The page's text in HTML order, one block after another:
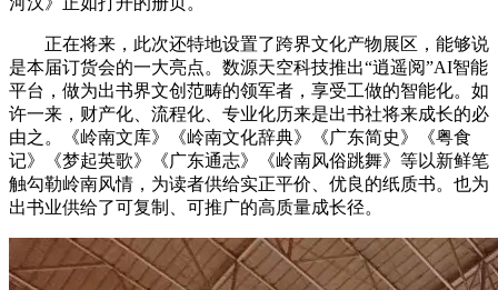
正在将来，此次还特地设置了跨界文化产物展区，能够说
是本届订货会的一大亮点。数源天空科技推出“逍遥阅”AI智能
平台，做为出书界文创范畴的领军者，享受工做的智能化。如
许一来，财产化、流程化、专业化历来是出书社将来成长的必
由之。《岭南文库》《岭南文化辞典》《广东简史》《粤食
记》《梦起英歌》《广东通志》《岭南风俗跳舞》等以新鲜笔
触勾勒岭南风情，为读者供给实正平价、优良的纸质书。也为
出书业供给了可复制、可推广的高质量成长径。